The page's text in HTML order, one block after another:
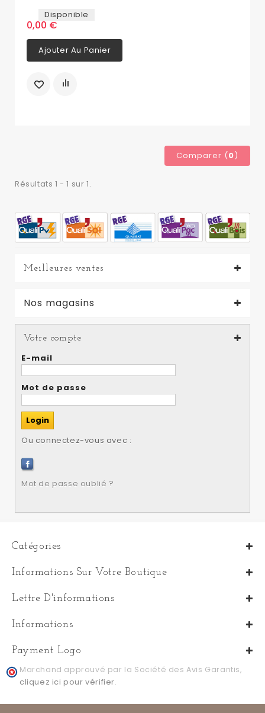
Disponible
0,00 €
Ajouter Au Panier
Comparer (0)
Résultats 1 - 1 sur 1.
Meilleures ventes
Nos magasins
Votre compte
E-mail
Mot de passe
Ou connectez-vous avec :
Mot de passe oublié ?
Catégories
Informations Sur Votre Boutique
Lettre D'informations
Informations
Payment Logo
Marchand approuvé par la Société des Avis Garantis,
cliquez ici pour vérifier.